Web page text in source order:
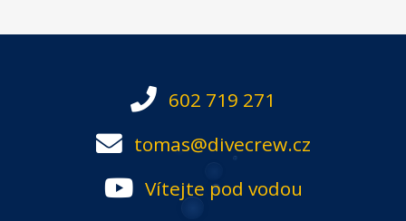
602 719 271
tomas@divecrew.cz
Vítejte pod vodou